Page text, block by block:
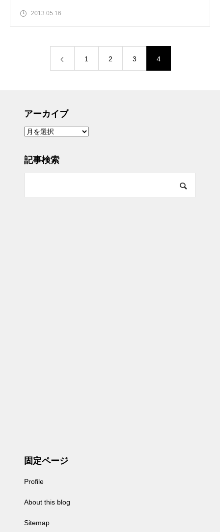
2013.05.16
1 2 3 4
アーカイブ
ア
ー
ブ
記事検索
固定ページ
Profile
About this blog
Sitemap